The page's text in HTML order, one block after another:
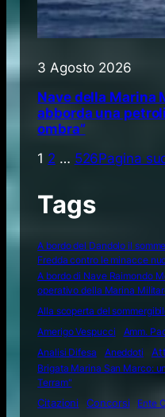
3 Agosto 2026
Nave della Marina
abborda una
ombra”
1 2 … 526Pagina
Tags
A bordo del Dandolo il
Fredda contro le minacce
A bordo di Nave Raimondo
operativo della Marina
Alla scoperta del
Amerigo Vespucci
Amm.
Analisi Difesa
Aneddoti
Brigata Marina San Marco:
Terram"
Citazioni
Concorsi
Ente